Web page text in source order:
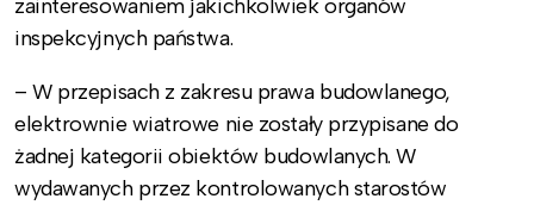
zainteresowaniem jakichkolwiek organów
inspekcyjnych państwa.
– W przepisach z zakresu prawa budowlanego,
elektrownie wiatrowe nie zostały przypisane do
żadnej kategorii obiektów budowlanych. W
wydawanych przez kontrolowanych starostów